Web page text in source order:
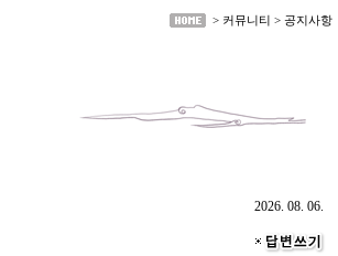
> 커뮤니티 > 공지사항
2026. 08. 06.